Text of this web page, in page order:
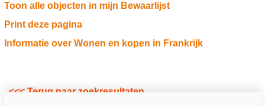
Toon alle objecten in mijn Bewaarlijst
Print deze pagina
Informatie over Wonen en kopen in Frankrijk
<<< Terug naar zoekresultaten